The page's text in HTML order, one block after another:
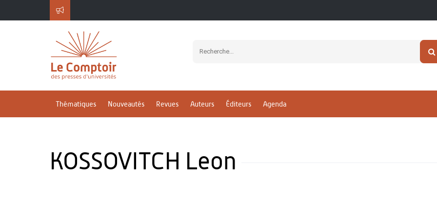
Thématiques Nouveautés Revues Auteurs Éditeurs Agenda
KOSSOVITCH Leon